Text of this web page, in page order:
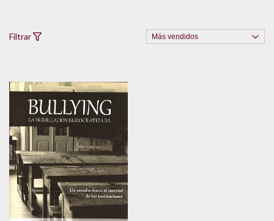
Filtrar